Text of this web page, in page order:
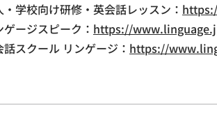
・学校向け研修・英会話レッスン：
ゲージスピーク： https://
話スクール リンゲージ： https://